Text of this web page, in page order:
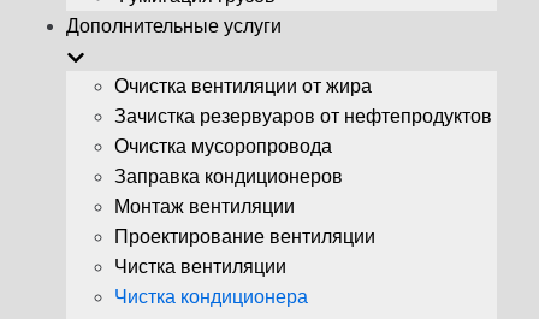
Дополнительные услуги
Очистка вентиляции от жира
Зачистка резервуаров от нефтепродуктов
Очистка мусоропровода
Заправка кондиционеров
Монтаж вентиляции
Проектирование вентиляции
Чистка вентиляции
Чистка кондиционера